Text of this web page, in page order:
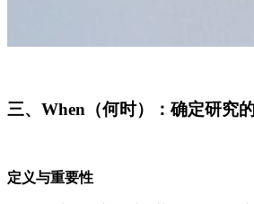
三、When（何时）：确定研究
定义与重要性